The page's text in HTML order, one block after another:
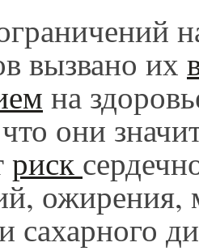
вызвано их
на
они
риск
ожирения,
сахарного